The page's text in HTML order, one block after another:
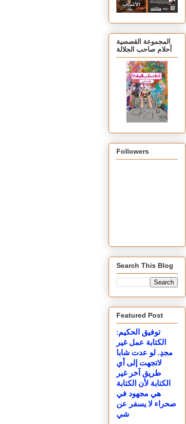
المجموعة القصصية
أحلام صاحب الجلالة
Followers
Search This Blog
Featured Post
توفيق الحكيم:
الكتابة عمل غير
مجدِ. لو عدت شابا
لاتجهت إلى أي
طريق آخر غير
الكتابة لأن الكتابة
هي مجهود في
صحراء لا يسفر عن
شي